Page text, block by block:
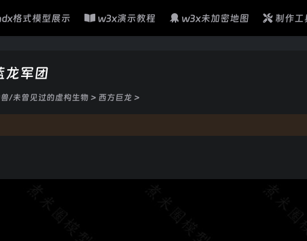
格式模型展示 w3x演示教程 w3x未加密地图 制作工
龙军团
/未曾见过的虚构生物 > 西方巨龙 >